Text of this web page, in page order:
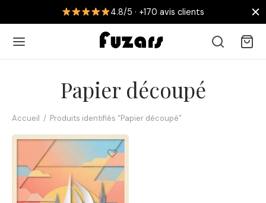
4.8/5 · +170 avis clients
Papier découpé
Accueil / Produits identifiés “Papier découpé”
Retour